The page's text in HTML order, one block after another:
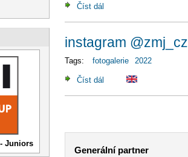
Juniors
Číst dál
instagram @zmj_cz
Tags: fotogalerie 2022
Číst dál instagram @zmj_cz
Stránky
Generální partner